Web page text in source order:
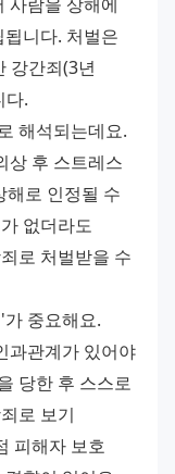
니다. 처벌은
강간죄(3년
다.
해석되는데요.
상 후 스트레스
해로 인정될 수
없더라도
로 처벌받을 수
중요해요.
과관계가 있어야
당한 후 스스로
로 보기
피해자 보호